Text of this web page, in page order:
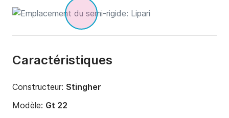
Caractéristiques
Constructeur: Stingher
Modèle: Gt 22